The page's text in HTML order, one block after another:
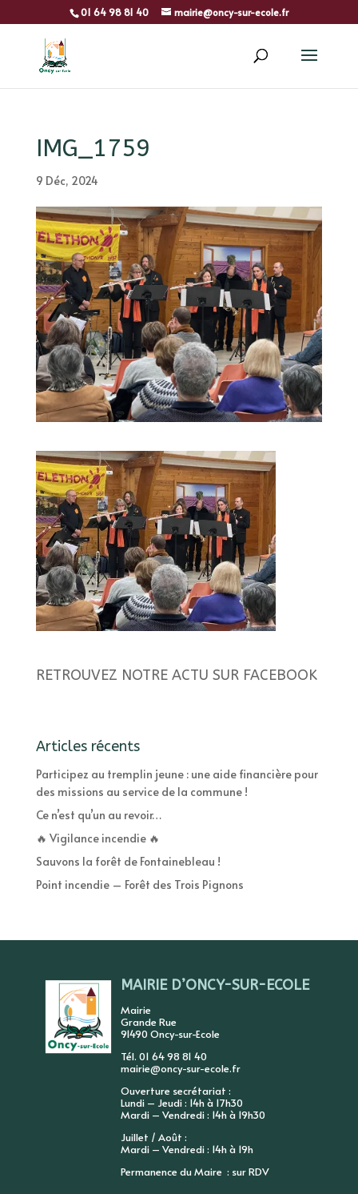
01 64 98 81 40 mairie@oncy-sur-ecole.fr
IMG_1759
9 Déc, 2024
RETROUVEZ NOTRE ACTU SUR FACEBOOK
Articles récents
Participez au tremplin jeune : une aide financière pour
des missions au service de la commune !
Ce n’est qu’un au revoir…
🔥 Vigilance incendie 🔥
Sauvons la forêt de Fontainebleau !
Point incendie – Forêt des Trois Pignons
MAIRIE D’ONCY-SUR-ECOLE
Mairie
Grande Rue
91490 Oncy-sur-Ecole
Tél. 01 64 98 81 40
mairie@oncy-sur-ecole.fr
Ouverture secrétariat :
Lundi – Jeudi : 14h à 17h30
Mardi – Vendredi : 14h à 19h30
Juillet / Août :
Mardi – Vendredi : 14h à 19h
Permanence du Maire : sur RDV